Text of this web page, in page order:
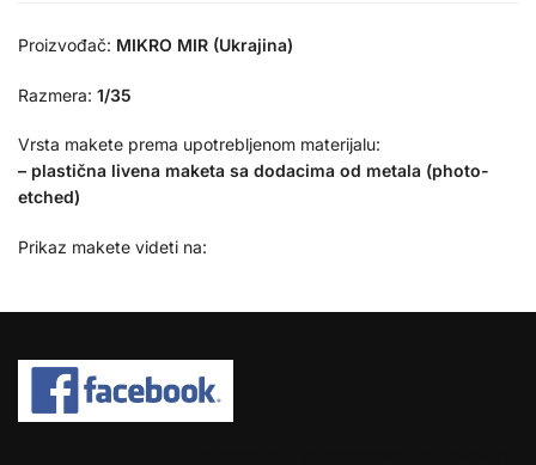
Proizvođač: MIKRO MIR (Ukrajina)
Razmera: 1/35
Vrsta makete prema upotrebljenom materijalu:
– plastična livena maketa sa dodacima od metala (photo-
etched)
Prikaz makete videti na: